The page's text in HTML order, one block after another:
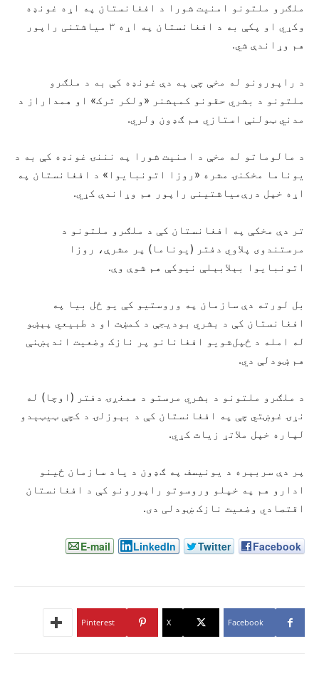
ملګرو ملتونو امنیت شورا د افغانستان په اړه غونډه
وکړي او پکې به د افغانستان په اړه ۳ میاشتنی راپور
هم وړاندې شي.
د راپورونو له مخې چې په دې غونډه کې به د ملګرو
ملتونو د بشري حقونو کمېشنر «ولکر ترک» او همداراز د
مدني ټولنې استازي هم ګډون ولري.
د مالوماتو له مخې د امنیت شورا په نننۍ غونډه کې به د
یوناما مخکنۍ مشره «روزا اتونبایوا» د افغانستان په
اړه خپل درې‌میاشتینی راپور هم وړاندې کړي.
تر دې مخکې په افغانستان کې د ملګرو ملتونو د
مرستندوی پلاوي دفتر (یوناما) پر مشرې، روزا
اتونبایوا بېلابېلې نیوکې هم شوې وې.
بل لورته دې سازمان په وروستیو کې یو ځل بیا په
افغانستان کې د بشري بودیجې د کمښت او د طبیعي پېښو
له امله د ځپل‌شویو افغانانو پر نازک وضعیت اندېښنې
هم ښودلې دي.
د ملګرو ملتونو د بشري مرستو د همغږۍ دفتر (اوچا) له
نړۍ غوښتي چې په افغانستان کې د بېوزلۍ د کچې ټیټېدو
لپاره خپل ملاتړ زیات کړي.
پر دې سربېره د یونیسف په ګډون د یاد سازمان ځینو
ادارو هم په خپلو وروسوتو راپورونو کې د افغانستان
اقتصادي وضعیت نازک ښودلی دی.
Facebook
Twitter
LinkedIn
E-mail
Facebook
X
Pinterest